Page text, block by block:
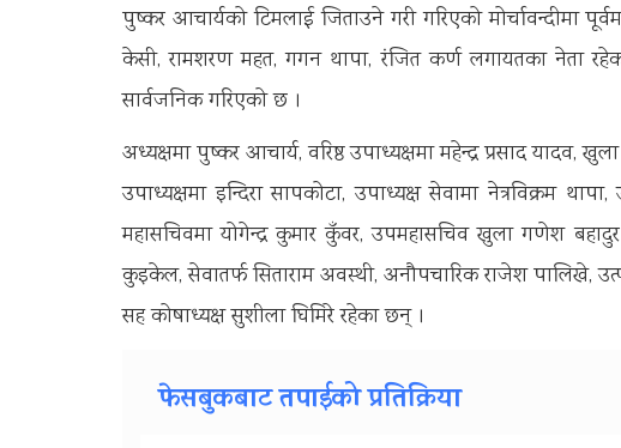
पुष्कर आचार्यको टिमलाई जिताउने गरी गरिएको मोर्चावन्दीमा
केसी, रामशरण महत, गगन थापा, रंजित कर्ण लगायतका नेता
सार्वजनिक गरिएको छ ।
अध्यक्षमा पुष्कर आचार्य, वरिष्ठ उपाध्यक्षमा महेन्द्र प्रसाद यादव,
उपाध्यक्षमा इन्दिरा सापकोटा, उपाध्यक्ष सेवामा नेत्रविक्रम
महासचिवमा योगेन्द्र कुमार कुँवर, उपमहासचिव खुला गणेश
कुइकेल, सेवातर्फ सिताराम अवस्थी, अनौपचारिक राजेश पालिखे,
सह कोषाध्यक्ष सुशीला घिमिरे रहेका छन् ।
फेसबुकबाट तपाईको प्रतिक्रिया